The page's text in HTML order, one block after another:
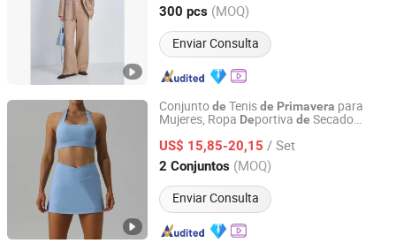
300 pcs (MOQ)
Enviar Consulta
Zhejiang, China Desde 2016
Conjuntode Tenisde Primavera para
Mujeres, Ropa Deportiva de Secado
US$ 15,85-20,15 / Set
2 Conjuntos (MOQ)
Enviar Consulta
Fuzhou Tengchuan International Trading Co., Ltd.
Fujian, China Desde 2016